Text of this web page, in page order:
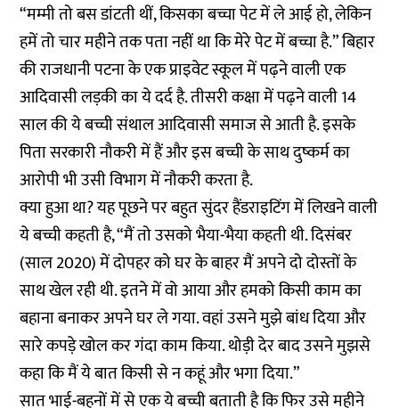
“मम्मी तो बस डांटती थीं, किसका बच्चा पेट में ले आई हो, लेकिन
हमें तो चार महीने तक पता नहीं था कि मेरे पेट में बच्चा है.” बिहार
की राजधानी पटना के एक प्राइवेट स्कूल में पढ़ने वाली एक
आदिवासी लड़की का ये दर्द है. तीसरी कक्षा में पढ़ने वाली 14
साल की ये बच्ची संथाल आदिवासी समाज से आती है. इसके
पिता सरकारी नौकरी में हैं और इस बच्ची के साथ दुष्कर्म का
आरोपी भी उसी विभाग में नौकरी करता है.
क्या हुआ था? यह पूछने पर बहुत सुंदर हैंडराइटिंग में लिखने वाली
ये बच्ची कहती है, “मैं तो उसको भैया-भैया कहती थी. दिसंबर
(साल 2020) में दोपहर को घर के बाहर मैं अपने दो दोस्तों के
साथ खेल रही थी. इतने में वो आया और हमको किसी काम का
बहाना बनाकर अपने घर ले गया. वहां उसने मुझे बांध दिया और
सारे कपड़े खोल कर गंदा काम किया. थोड़ी देर बाद उसने मुझसे
कहा कि मैं ये बात किसी से न कहूं और भगा दिया.”
सात भाई-बहनों में से एक ये बच्ची बताती है कि फिर उसे महीने